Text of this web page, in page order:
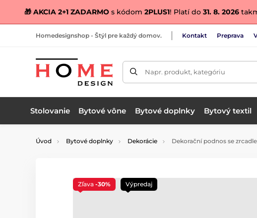
🎁 AKCIA 2+1 ZADARMO s kódom 2PLUS1! Platí do 31. 8. 2026
Homedesignshop - Štýl pre každý domov. Kontakt Preprava
Napr. produkt, kategóriu
Stolovanie Bytové vône Bytové doplnky Bytový textil
Úvod Bytové doplnky Dekorácie Dekorační podnos se
Zľava -30% Výpredaj